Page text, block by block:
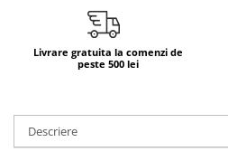
Sucuri si bauturi racoritoare
Pandoro si Balocco
Produse fara gluten
Livrare gratuita la comenzi de
peste 500 lei
Descriere